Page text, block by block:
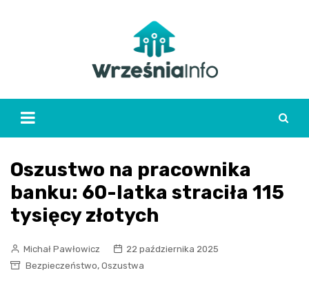
Oszustwo na pracownika
banku: 60-latka straciła 115
tysięcy złotych
Michał Pawłowicz
22 października 2025
Bezpieczeństwo, Oszustwa